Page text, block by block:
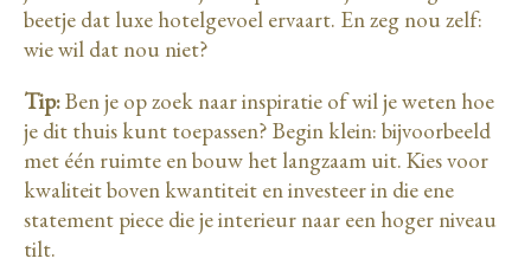
beetje dat luxe hotelgevoel ervaart. En zeg nou zelf:
wie wil dat nou niet?
Tip:Ben je op zoek naar inspiratie of wil je weten hoe
je dit thuis kunt toepassen? Begin klein: bijvoorbeeld
met één ruimte en bouw het langzaam uit. Kies voor
kwaliteit boven kwantiteit en investeer in die ene
statement piece die je interieur naar een hoger niveau
tilt.